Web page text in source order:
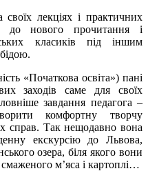
лекціях і практичних
до нового прочитання і
класиків під іншим
«Початкова освіта») пані
заходів саме для своїх
завдання педагога –
комфортну творчу
справ. Так нещодавно вона
екскурсію до Львова,
озера, біля якого вони
м’яса і картоплі…